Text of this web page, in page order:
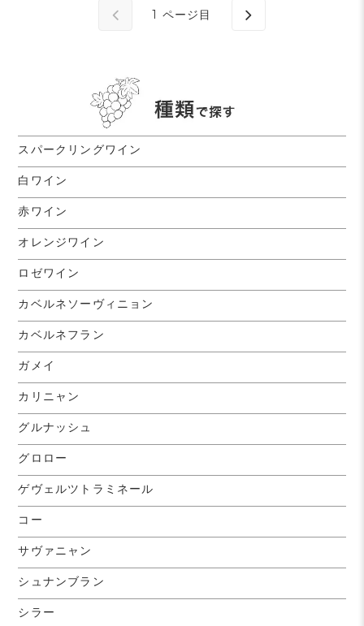
1 ページ目
スパークリングワイン
白ワイン
赤ワイン
オレンジワイン
ロゼワイン
カベルネソーヴィニョン
カベルネフラン
ガメイ
カリニャン
グルナッシュ
グロロー
ゲヴェルツトラミネール
コー
サヴァニャン
シュナンブラン
シラー